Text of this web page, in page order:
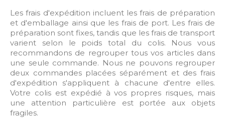
Les frais d'expédition incluent les frais de préparation
et d'emballage ainsi que les frais de port. Les frais de
préparation sont fixes, tandis que les frais de transport
varient selon le poids total du colis. Nous vous
recommandons de regrouper tous vos articles dans
une seule commande. Nous ne pouvons regrouper
deux commandes placées séparément et des frais
d'expédition s'appliquent à chacune d'entre elles.
Votre colis est expédié à vos propres risques, mais
une attention particulière est portée aux objets
fragiles.